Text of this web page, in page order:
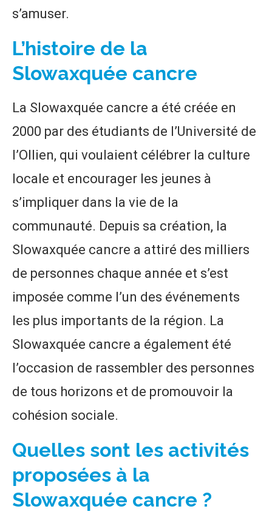
s’amuser.
L’histoire de la
Slowaxquée cancre
La Slowaxquée cancre a été créée en
2000 par des étudiants de l’Université de
l’Ollien, qui voulaient célébrer la culture
locale et encourager les jeunes à
s’impliquer dans la vie de la
communauté. Depuis sa création, la
Slowaxquée cancre a attiré des milliers
de personnes chaque année et s’est
imposée comme l’un des événements
les plus importants de la région. La
Slowaxquée cancre a également été
l’occasion de rassembler des personnes
de tous horizons et de promouvoir la
cohésion sociale.
Quelles sont les activités
proposées à la
Slowaxquée cancre ?